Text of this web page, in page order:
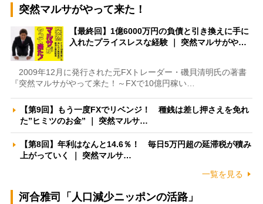
突然マルサがやって来た！
【最終回】1億6000万円の負債と引き換えに手に
入れたプライスレスな経験 ｜ 突然マルサがや…
2009年12月に発行された元FXトレーダー・磯貝清明氏の著書
『突然マルサがやって来た！～FXで10億円稼い…
【第9回】もう一度FXでリベンジ！ 種銭は差し押さえを免れ
た”ヒミツのお金” ｜ 突然マルサ…
【第8回】年利はなんと14.6％！ 毎日5万円超の延滞税が積み
上がっていく ｜ 突然マルサ…
一覧を見る
河合雅司「人口減少ニッポンの活路」